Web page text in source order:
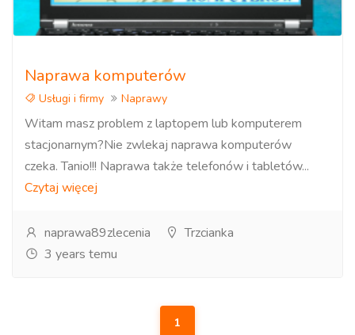
Naprawa komputerów
Usługi i firmy Naprawy
Witam masz problem z laptopem lub komputerem
stacjonarnym?Nie zwlekaj naprawa komputerów
czeka. Tanio!!! Naprawa także telefonów i tabletów...
Czytaj więcej
naprawa89zlecenia
Trzcianka
3 years temu
1